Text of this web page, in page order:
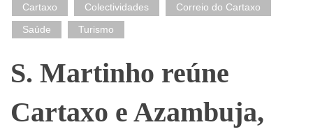
Cartaxo Colectividades
Correio do Cartaxo
Saúde
Turismo
S. Martinho reúne
Cartaxo e Azambuja,